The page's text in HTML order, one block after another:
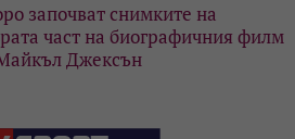
започват снимките на
част на биографичния филм
Джексън